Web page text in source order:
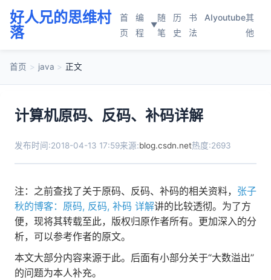
好人兄的思维村
落
首
页
编
程
▼
随
笔
历
史
书
法
AIyoutube其
他
首页 > java > 正文
计算机原码、反码、补码详解
发布时间:2018-04-13 17:59来源:blog.csdn.net热度:2693
注：之前查找了关于原码、反码、补码的相关资料， 张子
秋的博客：原码, 反码, 补码 详解讲的比较透彻。为了方
便，现将其转载至此，版权归原作者所有。更加深入的分
析，可以参考作者的原文。
本文大部分内容来源于此。后面有小部分关于“大数溢出”
的问题为本人补充。